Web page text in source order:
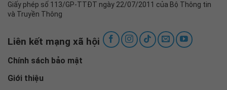
Giấy phép số 113/GP-TTĐT ngày 22/07/2011 của Bộ Thông tin
và Truyền Thông
Liên kết mạng xã hội
Chính sách bảo mật
Giới thiệu